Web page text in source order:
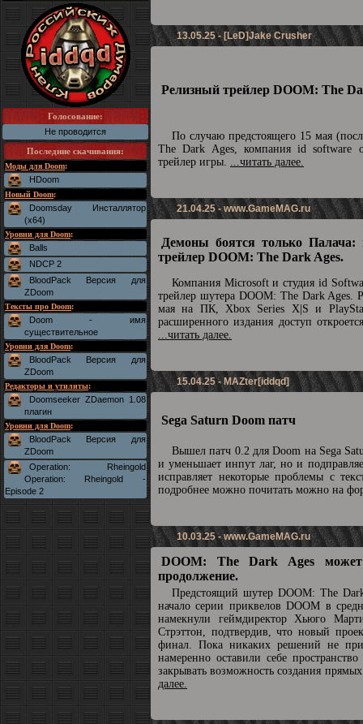
Голосование:
Не проводится
Последние скачивания:
Моды для Doom:
HDoom
Новый Doom:
Doomsday Инсталлятор
(x64)
Уровни для Doom:
Balls
NDCP 2
BloodPack Версия для
ZDoom
Тексты про Doom:
Doom - имя
существительное
Уровни для Doom:
BloodPack Версия для
ZDoom
Редакторы и утилиты:
Doomseeker ZDaemon 1.08
плагин
Уровни для Doom:
BloodPack Версия для
ZDoom
Operation: Rheingold
Operation: Rheingold -
Episode 2
13.05.25 - [LeD]Jake Crusher
Релизный трейлер DOOM: The
По случаю предстоящего 15 мая
The Dark Ages, компания id software
трейлер игры. ...читать далее.
21.04.25 -www.GameMAG.ru
Демоны боятся только Палача:
трейлер DOOM: The Dark Ages.
Компания Microsoft и студия id
трейлер шутера DOOM: The Dark Ages.
мая на ПК, Xbox Series X|S и
расширенного издания доступ
...читать далее.
15.04.25 - MAZter[iddqd]
Sega Saturn Doom патч
Вышел патч 0.2 для Doom на Sega
и уменьшает инпут лаг, но и
исправляет некоторые проблемы с
подробнее можно почитать можно на
10.03.25 -www.GameMAG.ru
DOOM: The Dark Ages может
продолжение.
Предстоящий шутер DOOM: The
начало серии приквелов DOOM в
намекнули геймдиректор Хьюго
Стрэттон, подтвердив, что новый
финал. Пока никаких решений не
намеренно оставили себе
закрывать возможность создания
далее.